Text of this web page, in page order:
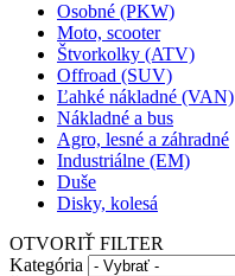
Osobné (PKW)
Moto, scooter
Štvorkolky (ATV)
Offroad (SUV)
Ľahké nákladné (VAN)
Nákladné a bus
Agro, lesné a záhradné
Industriálne (EM)
Duše
Disky, kolesá
OTVORIŤ FILTER
Kategória